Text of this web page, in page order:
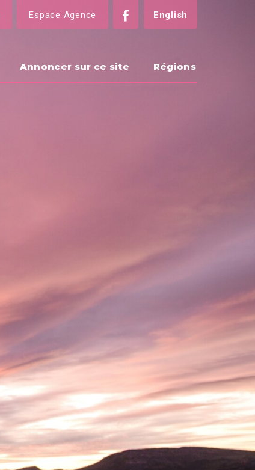
Espace Agence English
Annoncer sur ce site Régions